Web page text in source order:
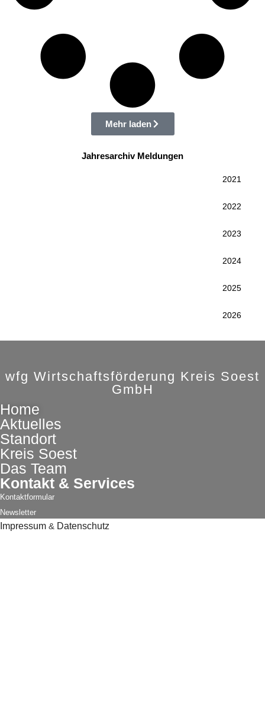
Mehr laden
Jahresarchiv Meldungen
2021
2022
2023
2024
2025
2026
wfg Wirtschaftsförderung Kreis Soest
GmbH
Home
Aktuelles
Standort
Kreis Soest
Das Team
Kontakt & Services
Kontaktformular
Newsletter
Impressum & Datenschutz